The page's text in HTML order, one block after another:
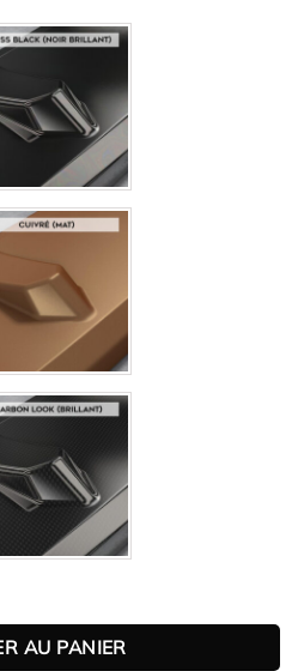
avant pour BMW Série 2 (F45)
AU PANIER